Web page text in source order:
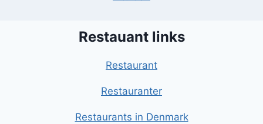
Restauant links
Restaurant
Restauranter
Restaurants in Denmark